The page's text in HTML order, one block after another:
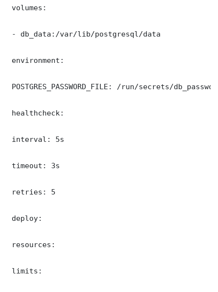
volumes:
- db_data:/var/lib/postgresql/data
environment:
POSTGRES_PASSWORD_FILE: /run/secrets/
healthcheck:
interval: 5s
timeout: 3s
retries: 5
deploy:
resources:
limits: